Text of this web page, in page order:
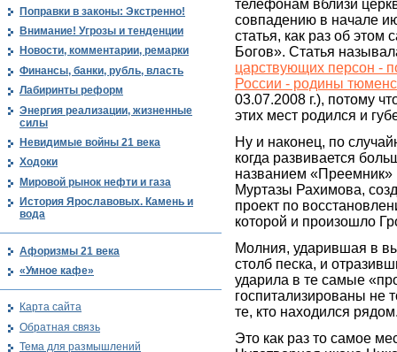
телефонам вблизи
совпадению в начале
статья, как раз об этом
Богов». Статья
царствующих персон -
России - родины
03.07.2008 г.), потому
этих мест родился и
Ну и наконец, по
когда развивается
названием «Преемник»
Муртазы Рахимова,
проект по
которой и произошло
Молния, ударившая в
столб песка, и
ударила в те самые
госпитализированы не
те, кто находился
Это как раз то самое
Поправки в законы: Экстренно!
Внимание! Угрозы и тенденции
Новости, комментарии, ремарки
Финансы, банки, рубль, власть
Лабиринты реформ
Энергия реализации, жизненные
силы
Невидимые войны 21 века
Ходоки
Мировой рынок нефти и газа
История Ярославовых. Камень и
вода
Афоризмы 21 века
«Умное кафе»
Карта сайта
Обратная связь
Тема для размышлений